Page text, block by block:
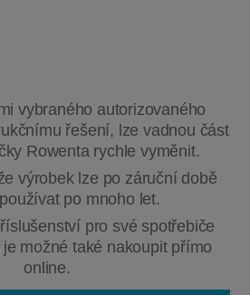
vybraného autorizovaného
řešení, lze vadnou část
Rowenta rychle vyměnit.
výrobek lze po záruční době
po mnoho let.
pro své spotřebiče
možné také nakoupit přímo
online.